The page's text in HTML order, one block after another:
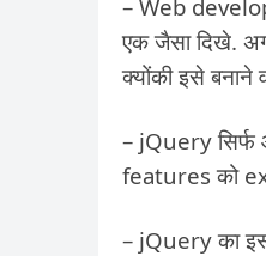
– Web
एक जैसा दिखे.
क्योंकी इसे
– jQuery सिर्फ
features को
– jQuery का